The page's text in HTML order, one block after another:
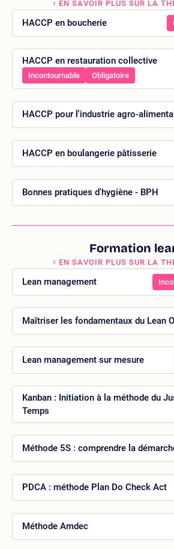
EN SAVOIR PLUS SUR LA
HACCP en boucherie
HACCP en restauration collective
Incontournable Obligatoire
HACCP pour l'industrie agro-
HACCP en boulangerie pâtisserie
Bonnes pratiques d'hygiène - BPH
Formation
EN SAVOIR PLUS SUR LA
Lean management
Maîtriser les fondamentaux du Lean
Lean management sur mesure
Kanban : Initiation à la méthode du
Temps
Méthode 5S : comprendre la
PDCA : méthode Plan Do Check Act
Méthode Amdec